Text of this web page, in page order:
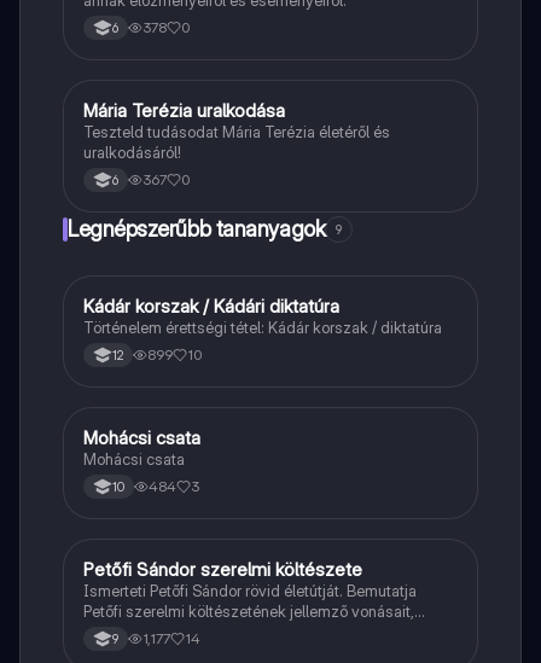
6 378 0
MTörténelem
Mária Terézia uralkodása
Teszteld tudásodat Mária Terézia életéről és
uralkodásáról!
6 367 0
Legnépszerűbb tananyagok 9
Töri
Kádár korszak / Kádári diktatúra
Történelem érettségi tétel: Kádár korszak / diktatúra
12 899 10
Magyar
Mohácsi csata
Mohácsi csata
10 484 3
Magyar
Petőfi Sándor szerelmi költészete
Ismerteti Petőfi Sándor rövid életútját. Bemutatja
Petőfi szerelmi költészetének jellemző vonásait,
vereseinek ihletőit és külön kitér a hitvesi
költészetére.
9 1,177 14